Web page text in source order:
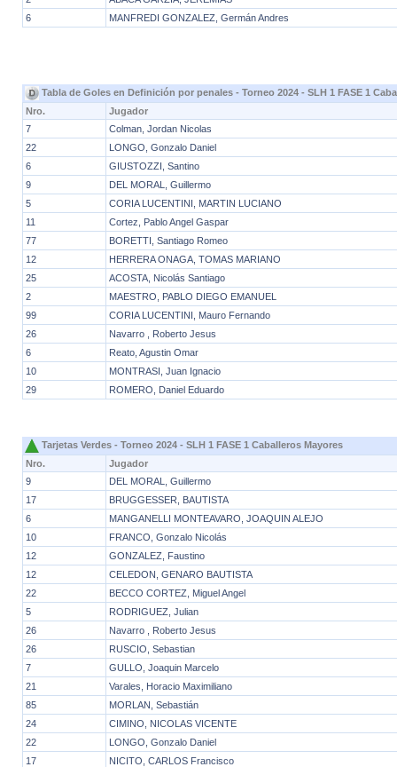
6
MANFREDI GONZALEZ, Germán Andres
Tabla de Goles en Definición por penales - Torneo 2024 - SLH 1 FASE 1
Nro.
Jugador
7
Colman, Jordan Nicolas
22
LONGO, Gonzalo Daniel
6
GIUSTOZZI, Santino
9
DEL MORAL, Guillermo
5
CORIA LUCENTINI, MARTIN LUCIANO
11
Cortez, Pablo Angel Gaspar
77
BORETTI, Santiago Romeo
12
HERRERA ONAGA, TOMAS MARIANO
25
ACOSTA, Nicolás Santiago
2
MAESTRO, PABLO DIEGO EMANUEL
99
CORIA LUCENTINI, Mauro Fernando
26
Navarro , Roberto Jesus
6
Reato, Agustin Omar
10
MONTRASI, Juan Ignacio
29
ROMERO, Daniel Eduardo
Tarjetas Verdes - Torneo 2024 - SLH 1 FASE 1 Caballeros Mayores
Nro.
Jugador
9
DEL MORAL, Guillermo
17
BRUGGESSER, BAUTISTA
6
MANGANELLI MONTEAVARO, JOAQUIN ALEJO
10
FRANCO, Gonzalo Nicolás
12
GONZALEZ, Faustino
12
CELEDON, GENARO BAUTISTA
22
BECCO CORTEZ, Miguel Angel
5
RODRIGUEZ, Julian
26
Navarro , Roberto Jesus
26
RUSCIO, Sebastian
7
GULLO, Joaquin Marcelo
21
Varales, Horacio Maximiliano
85
MORLAN, Sebastián
24
CIMINO, NICOLAS VICENTE
22
LONGO, Gonzalo Daniel
17
NICITO, CARLOS Francisco